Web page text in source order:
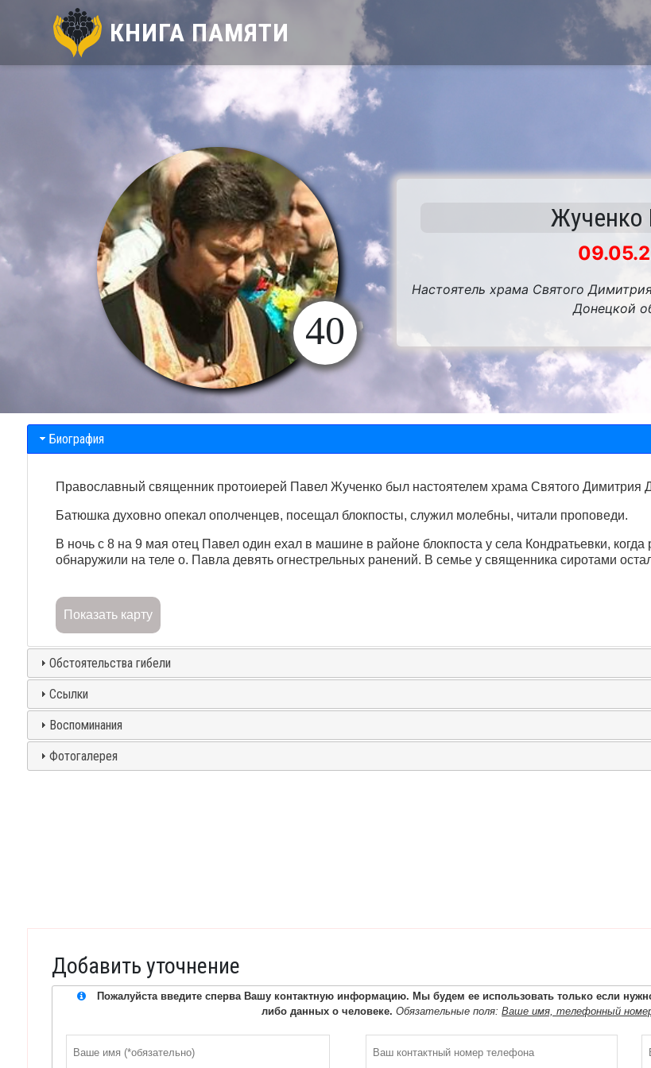
КНИГА ПАМЯТИ
40
Жученко
Настоятель храма Святого
Донецкой
Биография
Православный священник протоиерей Павел Жученко был настоятелем храма Святого Димитрия
Батюшка духовно опекал ополченцев, посещал блокпосты, служил молебны, читали проповеди.
В ночь с 8 на 9 мая отец Павел один ехал в машине в районе блокпоста у села Кондратьевки,
обнаружили на теле о. Павла девять огнестрельных ранений. В семье у священника сиротами
Показать карту
Обстоятельства гибели
Ссылки
Воспоминания
Фотогалерея
Добавить уточнение
Пожалуйста введите сперва Вашу контактную информацию. Мы будем ее использовать только если
либо данных о человеке. Обязательные поля:Ваше имя, телефонный